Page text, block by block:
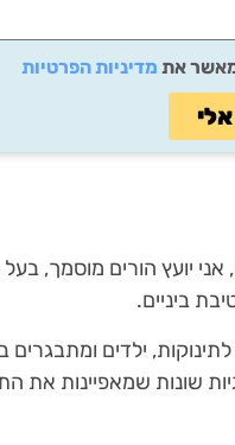
מאשר את מדיניות הפרטיות
, אני יועץ הורים מוסמך,
ביניים.
לתינוקות, ילדים ומתבגרים
שונות שמאפיינות את